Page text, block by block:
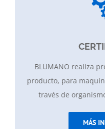
BLUMANO realiza
producto, para
través de
MÁS